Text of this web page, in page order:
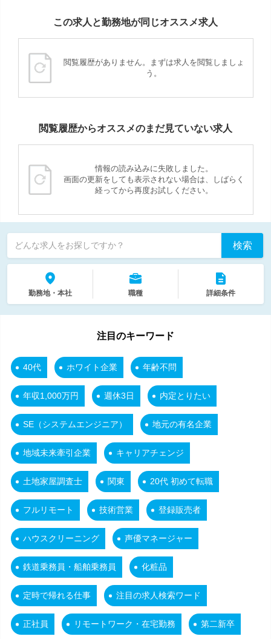
この求人と勤務地が同じオススメ求人
閲覧履歴がありません。まずは求人を閲覧しましょ
う。
閲覧履歴からオススメのまだ見ていない求人
情報の読み込みに失敗しました。
画面の更新をしても表示されない場合は、しばらく
経ってから再度お試しください。
どんな求人をお探しですか？ 検索
勤務地・本社 職種 詳細条件
注目のキーワード
40代 ホワイト企業 年齢不問
年収1,000万円 週休3日 内定とりたい
SE（システムエンジニア） 地元の有名企業
地域未来牽引企業 キャリアチェンジ
土地家屋調査士 関東 20代 初めて転職
フルリモート 技術営業 登録販売者
ハウスクリーニング 声優マネージャー
鉄道乗務員・船舶乗務員 化粧品
定時で帰れる仕事 注目の求人検索ワード
正社員 リモートワーク・在宅勤務 第二新卒